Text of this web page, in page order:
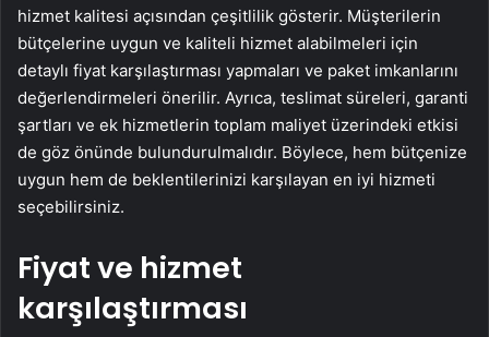
hizmet kalitesi açısından çeşitlilik gösterir. Müşterilerin
bütçelerine uygun ve kaliteli hizmet alabilmeleri için
detaylı fiyat karşılaştırması yapmaları ve paket imkanlarını
değerlendirmeleri önerilir. Ayrıca, teslimat süreleri, garanti
şartları ve ek hizmetlerin toplam maliyet üzerindeki etkisi
de göz önünde bulundurulmalıdır. Böylece, hem bütçenize
uygun hem de beklentilerinizi karşılayan en iyi hizmeti
seçebilirsiniz.
Fiyat ve hizmet
karşılaştırması